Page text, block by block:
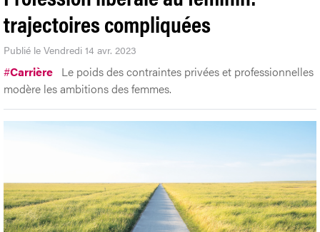
trajectoires compliquées
Publié le Vendredi 14 avr. 2023
#Carrière Le poids des contraintes privées et professionnelles
modère les ambitions des femmes.